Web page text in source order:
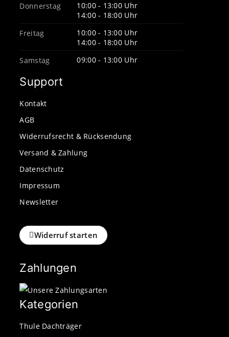
Donnerstag
10:00 - 13:00 Uhr
14:00 - 18:00 Uhr
Freitag
10:00 - 13:00 Uhr
14:00 - 18:00 Uhr
Samstag
09:00 - 13:00 Uhr
Support
Kontakt
AGB
Widerrufsrecht & Rücksendung
Versand & Zahlung
Datenschutz
Impressum
Newsletter
Widerruf starten
Zahlungen
Kategorien
Thule Dachträger